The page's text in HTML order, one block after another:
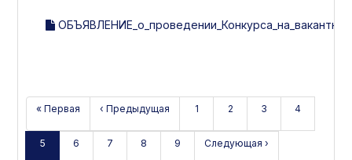
« Первая ‹ Предыдущая 1 2 3 4
5 6 7 8 9 Следующая ›